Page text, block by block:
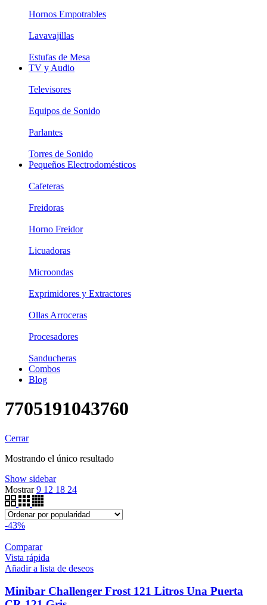
Hornos Empotrables
Lavavajillas
Estufas de Mesa
TV y Audio
Televisores
Equipos de Sonido
Parlantes
Torres de Sonido
Pequeños Electrodomésticos
Cafeteras
Freidoras
Horno Freidor
Licuadoras
Microondas
Exprimidores y Extractores
Ollas Arroceras
Procesadores
Sanducheras
Combos
Blog
7705191043760
Cerrar
Mostrando el único resultado
Show sidebar
Mostrar9 12 18 24
-43%
Comparar
Vista rápida
Añadir a lista de deseos
Minibar Challenger Frost 121 Litros Una Puerta